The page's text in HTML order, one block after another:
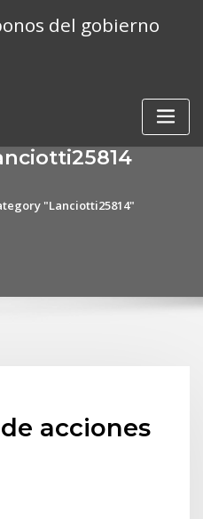
del gobierno
"Lanciotti25814"
acciones